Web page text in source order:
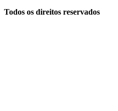
Todos os direitos reservados